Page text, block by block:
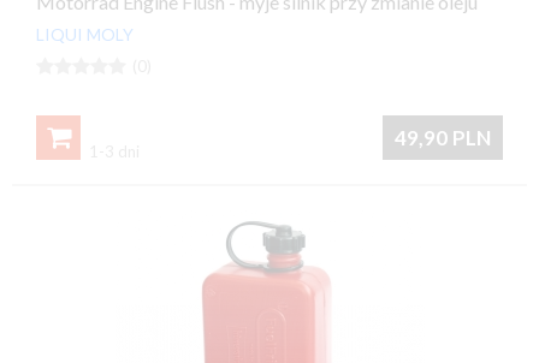
LIQUI MOLY
49,90 PLN
